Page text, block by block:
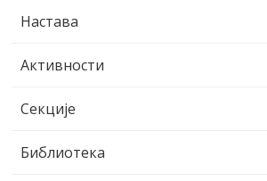
Настава
Активности
Секције
Библиотека